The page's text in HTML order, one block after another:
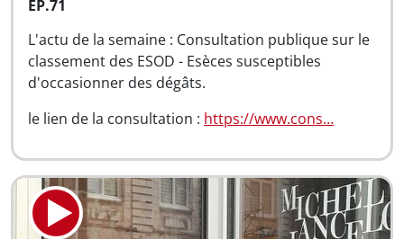
EP.71
L'actu de la semaine : Consultation publique sur le
classement des ESOD - Esèces susceptibles
d'occasionner des dégâts.
le lien de la consultation : https://www.cons…